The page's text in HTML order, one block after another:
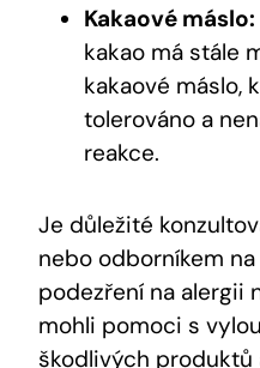
Kakaové máslo:
kakao má stále
kakaové máslo,
tolerováno a
reakce.
Je důležité
nebo odborníkem
podezření na alergii
mohli pomoci s
škodlivých produktů